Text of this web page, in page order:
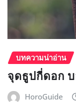
บทความน่าอ่าน
จุดธูปกี่ดอก
HoroGuide